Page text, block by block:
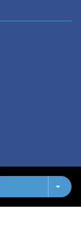
arrow_drop_down